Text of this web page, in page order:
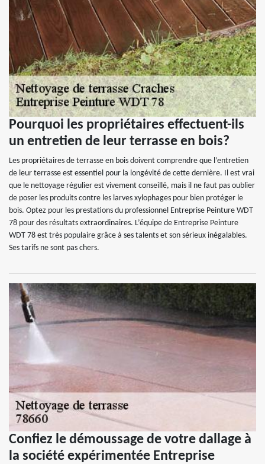
Pourquoi les propriétaires effectuent-ils
un entretien de leur terrasse en bois?
Les propriétaires de terrasse en bois doivent comprendre que l’entretien
de leur terrasse est essentiel pour la longévité de cette dernière. Il est vrai
que le nettoyage régulier est vivement conseillé, mais il ne faut pas oublier
de poser les produits contre les larves xylophages pour bien protéger le
bois. Optez pour les prestations du professionnel Entreprise Peinture WDT
78 pour des résultats extraordinaires. L’équipe de Entreprise Peinture
WDT 78 est très populaire grâce à ses talents et son sérieux inégalables.
Ses tarifs ne sont pas chers.
Confiez le démoussage de votre dallage à
la société expérimentée Entreprise